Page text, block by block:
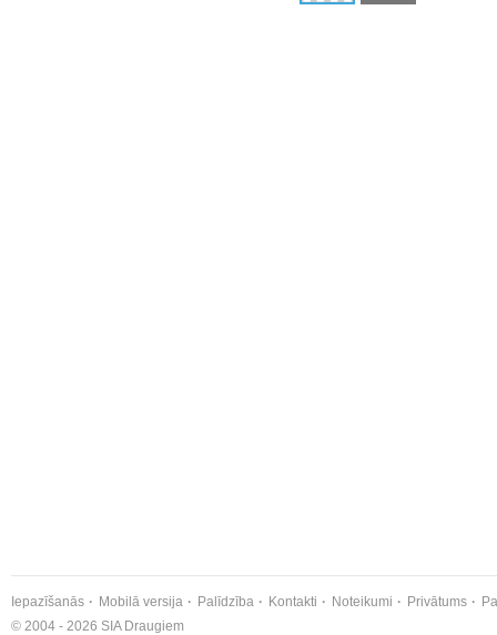
Iepazīšanās Mobilā versija Palīdzība Kontakti Noteikumi Privātums
© 2004 - 2026 SIA Draugiem